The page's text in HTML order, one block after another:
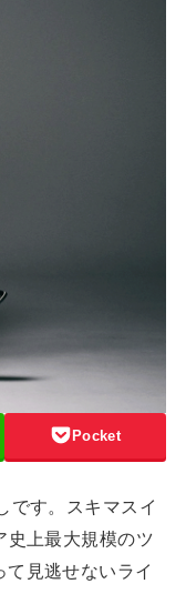
Pocket
です。スキマスイ
史上最大規模のツ
見逃せないライ